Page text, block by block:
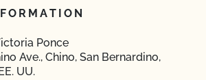
Ponce
Ave., Chino, San Bernardino,
UU.